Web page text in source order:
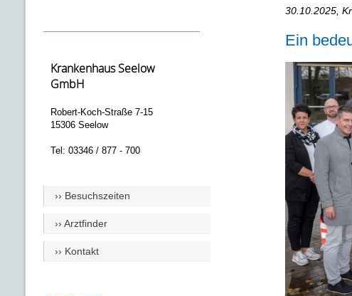
Krankenhaus Seelow
GmbH
Robert-Koch-Straße 7-15
15306 Seelow
Tel: 03346 / 877 - 700
›› Besuchszeiten
›› Arztfinder
›› Kontakt
30.10.2025,
Ein